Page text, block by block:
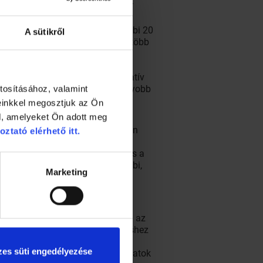
A sütikről
valamint
megosztjuk az Ön
amelyeket Ön adott meg
elérhető itt.
Marketing
süti engedélyezése
nak neveztek el – az utóbbi 20
az egyetem rektora. Ez a több
learning, a mesterséges
bekövetkező évenkénti
amely alapja az innovatív
Klinika Európa egyik legnagyobb
elérhető.
ún. tanító adatbázis alapján
támaszkodva nyújt
intelligenciára épül, azaz képes a
felülmúlja a korábbi,
adja a beteg túlélését
Ezek megadásával az
profilját. A rizikóbecsléshez
az aktuálisan szedett
vagy körülményes vizsgálatok